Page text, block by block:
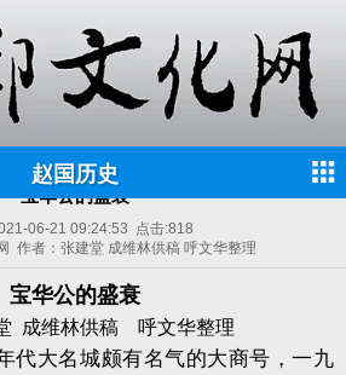
赵国历史
宝华公的盛衰
06-21 09:24:53 点击:818
作者：张建堂 成维林供稿 呼文华整理
宝华公的盛衰
成维林供稿 呼文华整理
代大名城颇有名气的大商号，一九